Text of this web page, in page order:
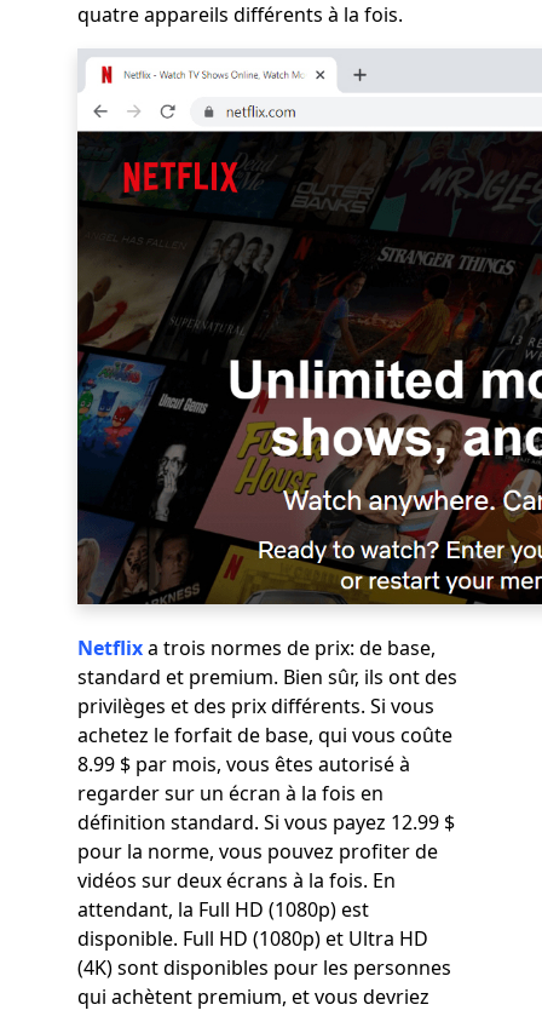
quatre appareils différents à la fois.
Netflixa trois normes de prix: de base,
standard et premium. Bien sûr, ils ont des
privilèges et des prix différents. Si vous
achetez le forfait de base, qui vous coûte
8.99 $ par mois, vous êtes autorisé à
regarder sur un écran à la fois en
définition standard. Si vous payez 12.99 $
pour la norme, vous pouvez profiter de
vidéos sur deux écrans à la fois. En
attendant, la Full HD (1080p) est
disponible. Full HD (1080p) et Ultra HD
(4K) sont disponibles pour les personnes
qui achètent premium, et vous devriez